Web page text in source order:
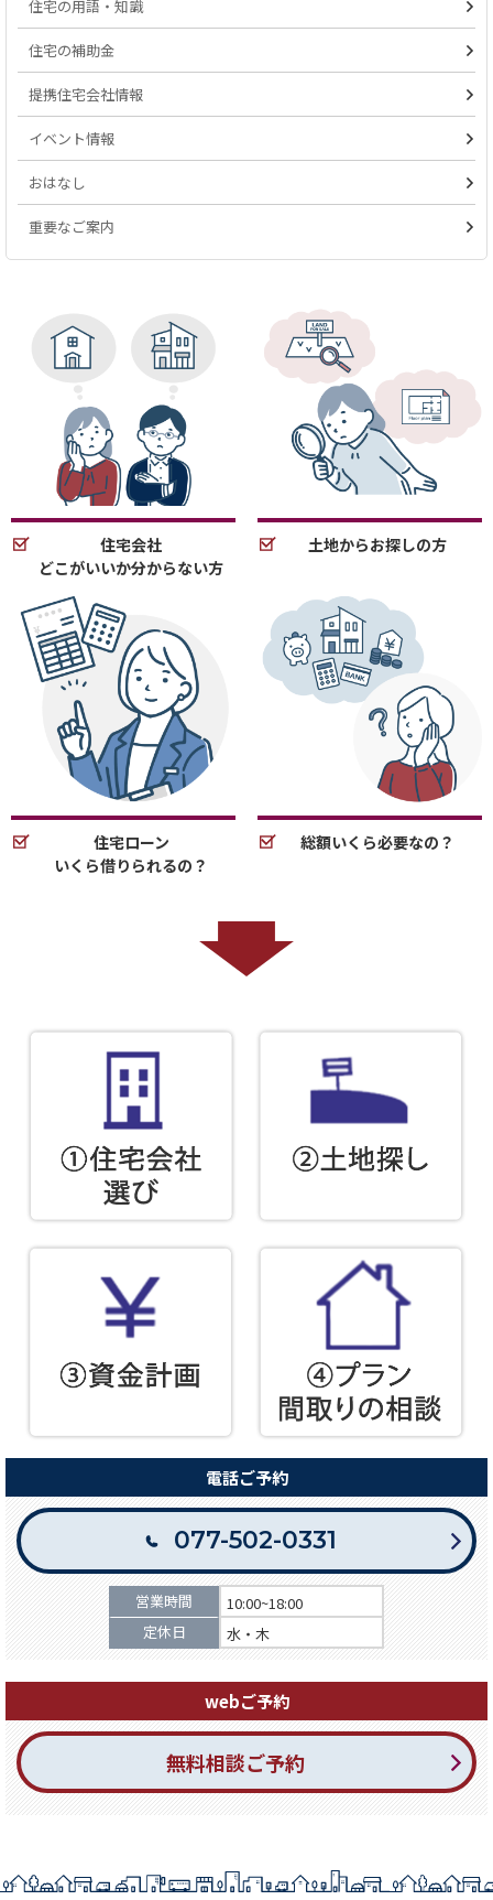
住宅の用語・知識
住宅の補助金
提携住宅会社情報
イベント情報
おはなし
重要なご案内
住宅会社
どこがいいか分からない方
土地からお探しの方
住宅ローン
いくら借りられるの？
総額いくら必要なの？
電話ご予約
077-502-0331
営業時間
10:00~18:00
定休日
水・木
webご予約
無料相談ご予約